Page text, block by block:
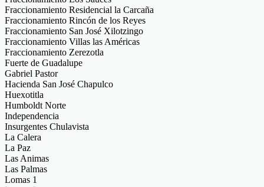
Fraccionamiento Residencial la Carcaña
Fraccionamiento Rincón de los Reyes
Fraccionamiento San José Xilotzingo
Fraccionamiento Villas las Américas
Fraccionamiento Zerezotla
Fuerte de Guadalupe
Gabriel Pastor
Hacienda San José Chapulco
Huexotitla
Humboldt Norte
Independencia
Insurgentes Chulavista
La Calera
La Paz
Las Animas
Las Palmas
Lomas 1